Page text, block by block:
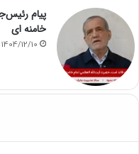
پیام
خامنه ای
1404/12/10